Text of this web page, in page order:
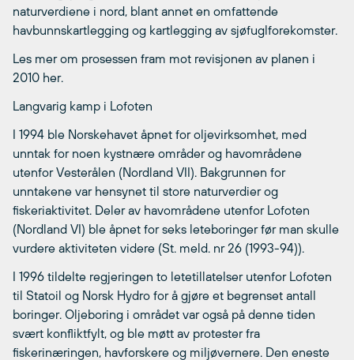
naturverdiene i nord, blant annet en omfattende
havbunnskartlegging og kartlegging av sjøfuglforekomster.
Les mer om prosessen fram mot revisjonen av planen i
2010 her.
Langvarig kamp i Lofoten
I 1994 ble Norskehavet åpnet for oljevirksomhet, med
unntak for noen kystnære områder og havområdene
utenfor Vesterålen (Nordland VII). Bakgrunnen for
unntakene var hensynet til store naturverdier og
fiskeriaktivitet. Deler av havområdene utenfor Lofoten
(Nordland VI) ble åpnet for seks leteboringer før man skulle
vurdere aktiviteten videre (St. meld. nr 26 (1993-94)).
I 1996 tildelte regjeringen to letetillatelser utenfor Lofoten
til Statoil og Norsk Hydro for å gjøre et begrenset antall
boringer. Oljeboring i området var også på denne tiden
svært konfliktfylt, og ble møtt av protester fra
fiskerinæringen, havforskere og miljøvernere. Den eneste